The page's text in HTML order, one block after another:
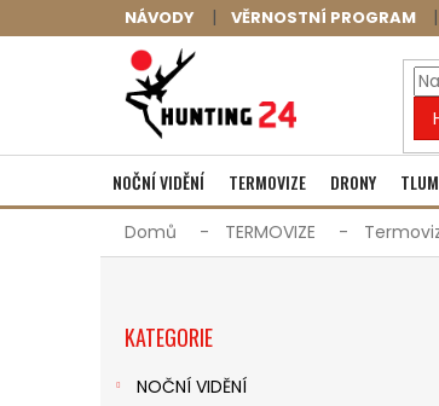
na
NÁVODY VĚRNOSTNÍ PROGRAM
NOČNÍ VIDĚNÍ TERMOVIZE DRONY
Domů TERMOVIZE
P
kategorie
KATEGORIE
NOČNÍ VIDĚNÍ